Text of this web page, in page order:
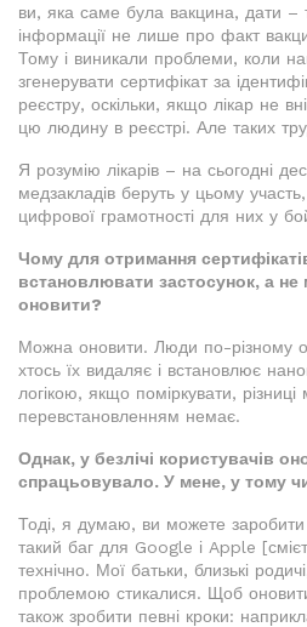
ви, яка саме була вакцина, дати –
інформації не лише про факт
Тому і виникали проблеми, коли
згенерувати сертифікат за
реєстру, оскільки, якщо лікар не
цю людину в реєстрі. Але таких
Я розумію лікарів – на сьогодні
медзакладів беруть у цьому
цифрової грамотності для них у
Чому для отримання
встановлювати застосунок, а
оновити?
Можна оновити. Люди по-різному
хтось їх видаляє і встановлює
логікою, якщо поміркувати,
перевстановленням немає.
Однак, у безлічі користувачів
спрацьовувало. У мене, у тому
Тоді, я думаю, ви можете заробити
такий баг для Google і Apple
технічно. Мої батьки, близькі
проблемою стикалися. Щоб
також зробити певні кроки: